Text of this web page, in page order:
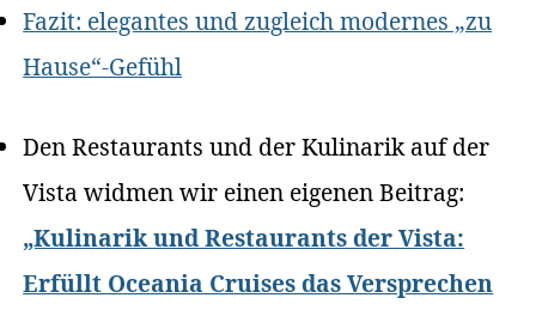
Fazit: elegantes und zugleich modernes „zu
Hause“-Gefühl
Den Restaurants und der Kulinarik auf der
Vista widmen wir einen eigenen Beitrag:
„Kulinarik und Restaurants der Vista:
Erfüllt Oceania Cruises das Versprechen